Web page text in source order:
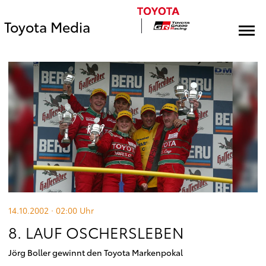
Toyota Media
14.10.2002 · 02:00 Uhr
8. LAUF OSCHERSLEBEN
Jörg Boller gewinnt den Toyota Markenpokal